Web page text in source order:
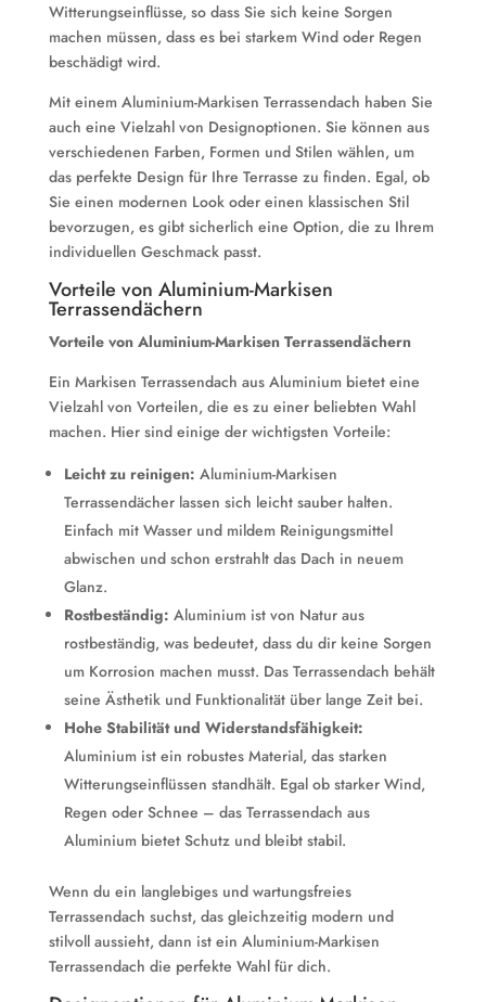
Witterungseinflüsse, so dass Sie sich keine Sorgen
machen müssen, dass es bei starkem Wind oder Regen
beschädigt wird.
Mit einem Aluminium-Markisen Terrassendach haben Sie
auch eine Vielzahl von Designoptionen. Sie können aus
verschiedenen Farben, Formen und Stilen wählen, um
das perfekte Design für Ihre Terrasse zu finden. Egal, ob
Sie einen modernen Look oder einen klassischen Stil
bevorzugen, es gibt sicherlich eine Option, die zu Ihrem
individuellen Geschmack passt.
Vorteile von Aluminium-Markisen
Terrassendächern
Vorteile von Aluminium-Markisen Terrassendächern
Ein Markisen Terrassendach aus Aluminium bietet eine
Vielzahl von Vorteilen, die es zu einer beliebten Wahl
machen. Hier sind einige der wichtigsten Vorteile:
Leicht zu reinigen: Aluminium-Markisen
Terrassendächer lassen sich leicht sauber halten.
Einfach mit Wasser und mildem Reinigungsmittel
abwischen und schon erstrahlt das Dach in neuem
Glanz.
Rostbeständig: Aluminium ist von Natur aus
rostbeständig, was bedeutet, dass du dir keine Sorgen
um Korrosion machen musst. Das Terrassendach behält
seine Ästhetik und Funktionalität über lange Zeit bei.
Hohe Stabilität und Widerstandsfähigkeit:
Aluminium ist ein robustes Material, das starken
Witterungseinflüssen standhält. Egal ob starker Wind,
Regen oder Schnee – das Terrassendach aus
Aluminium bietet Schutz und bleibt stabil.
Wenn du ein langlebiges und wartungsfreies
Terrassendach suchst, das gleichzeitig modern und
stilvoll aussieht, dann ist ein Aluminium-Markisen
Terrassendach die perfekte Wahl für dich.